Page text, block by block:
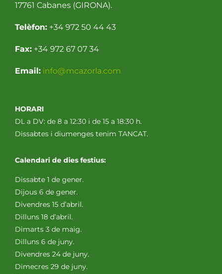
17761 Cabanes (GIRONA).
Telèfon:+34 972 50 44 43
Fax:+34 972 67 07 34
Email: info@mcazorla.com
HORARI
DL a DV: de 8 a 12:30 i de 15 a 18:30 h.
Dissabtes i diumenges tenim TANCAT.
Calendari de dies festius:
Dissabte 1 de gener.
Dijous 6 de gener.
Divendres 15 d’abril.
Dilluns 18 d’abril.
Dimarts 3 de maig.
Dilluns 6 de juny.
Divendres 24 de juny.
Dimecres 29 de juny.